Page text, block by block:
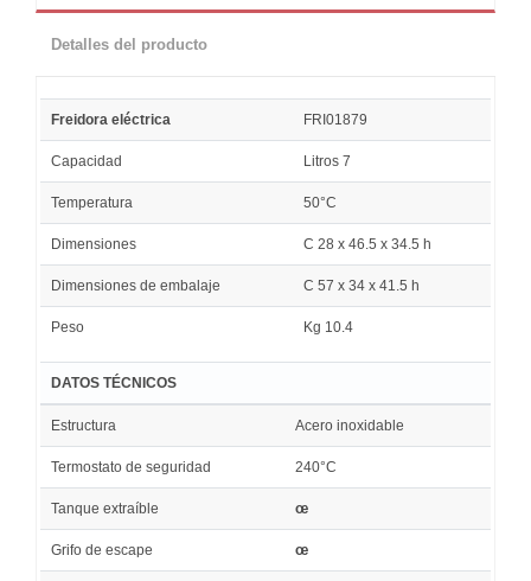
Detalles del producto
Freidora eléctrica FRI01879
Capacidad Litros 7
Temperatura 50°C
Dimensiones C 28 x 46.5 x 34.5 h
Dimensiones de embalaje C 57 x 34 x 41.5 h
Peso Kg 10.4
DATOS TÉCNICOS
Estructura Acero inoxidable
Termostato de seguridad 240°C
Tanque extraíble œ
Grifo de escape œ